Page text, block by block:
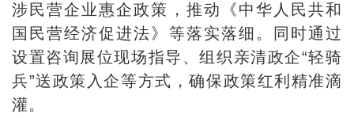
涉民营企业惠企政策，推动《中华人民共和
国民营经济促进法》等落实落细。同时通过
设置咨询展位现场指导、组织亲清政企“轻骑
兵”送政策入企等方式，确保政策红利精准滴
灌。